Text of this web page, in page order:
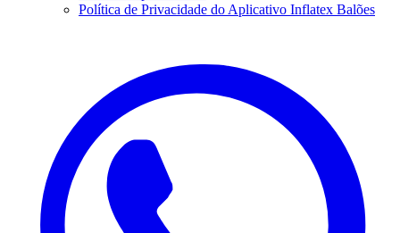
Política de Privacidade do Aplicativo Inflatex Balões